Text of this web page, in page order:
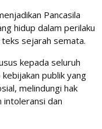
Pancasila
hidup dalam perilaku
sejarah semata.
kepada seluruh
publik yang
melindungi hak
intoleransi dan